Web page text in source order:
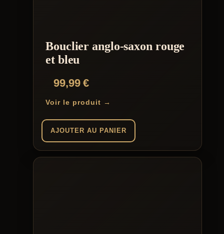
Bouclier anglo-saxon rouge
et bleu
99,99€
Voir le produit →
AJOUTER AU PANIER